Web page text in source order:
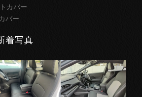
カバー
バー
着写真